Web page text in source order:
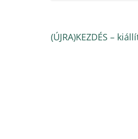
(ÚJRA)KEZDÉS –